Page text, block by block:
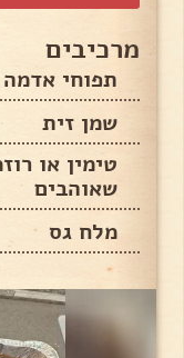
מרכיבים
תפוחי אדמה
שמן זית
טימין או
שאוהבים
מלח גס